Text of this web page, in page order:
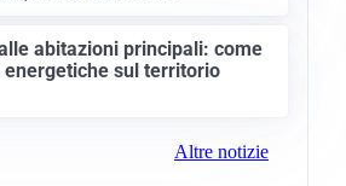
abitazioni principali: come
sul territorio
Altre notizie